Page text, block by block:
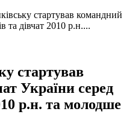
стартував командний
та дівчат 2010 р.н....
стартував
України серед
р.н. та молодше